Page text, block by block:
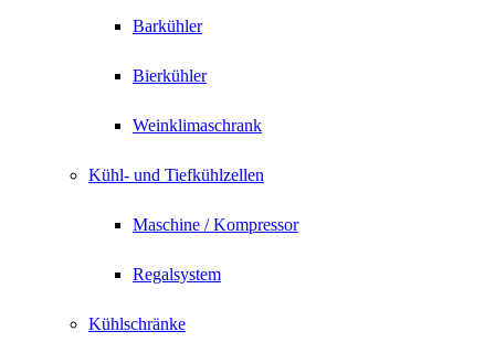
Barkühler
Bierkühler
Weinklimaschrank
Kühl- und Tiefkühlzellen
Maschine / Kompressor
Regalsystem
Kühlschränke